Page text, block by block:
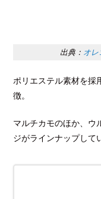
出典： オレ
ポリエステル素材を採
徴。
マルチカモのほか、ウ
ジがラインナップして